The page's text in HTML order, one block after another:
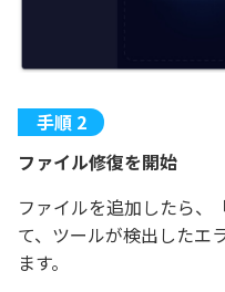
ファイル修復を開始
ファイルを追加したら、
て、ツールが検出したエ
ます。